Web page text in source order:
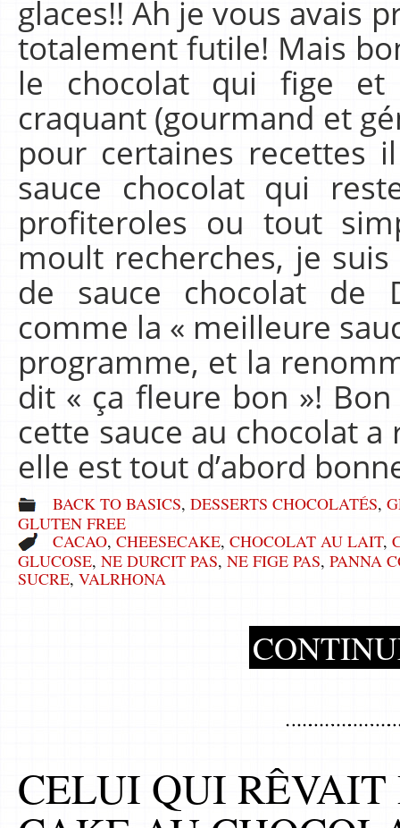
glaces!! Ah je vous avais
totalement futile! Mais
le chocolat qui fige
craquant (gourmand et
pour certaines recettes
sauce chocolat qui
profiteroles ou tout
moult recherches, je
de sauce chocolat de
comme la « meilleure
programme, et la
dit « ça fleure bon »!
cette sauce au chocolat
elle est tout d’abord
BACK TO BASICS, DESSERTS CHOCOLATÉS,
GLUTEN FREE
CACAO, CHEESECAKE, CHOCOLAT AU LAIT,
GLUCOSE, NE DURCIT PAS, NE FIGE PAS, PANNA
SUCRE, VALRHONA
CELUI QUI